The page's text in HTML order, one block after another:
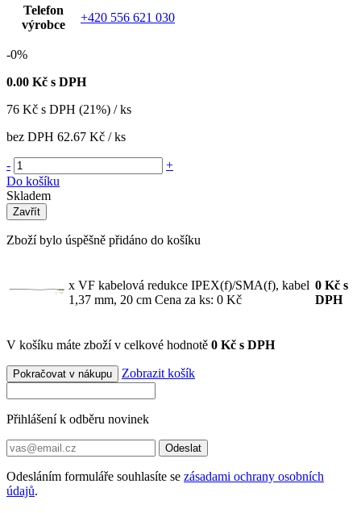
Telefon
výrobce
+420 556 621 030
-0%
0.00 Kč s DPH
76 Kč s DPH (21%) / ks
bez DPH 62.67 Kč / ks
-
+
Do košíku
Skladem
Zavřít
Zboží bylo úspěšně přidáno do košíku
x VF kabelová redukce IPEX(f)/SMA(f), kabel
1,37 mm, 20 cm Cena za ks: 0 Kč
0 Kč s
DPH
V košíku máte zboží v celkové hodnotě 0 Kč s DPH
Pokračovat v nákupu Zobrazit košík
Přihlášení k odběru novinek
Odeslat
Odesláním formuláře souhlasíte se zásadami ochrany osobních
údajů.